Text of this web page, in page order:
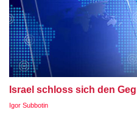
Israel schloss sich den
Igor Subbotin